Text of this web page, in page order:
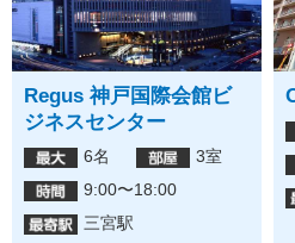
Regus 神戸国際会館ビ
ジネスセンター
6名
3室
9:00〜18:00
三宮駅